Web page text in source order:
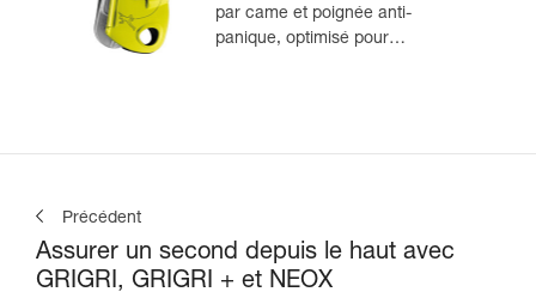
par came et poignée anti-
panique, optimisé pour
Précédent
Assurer un second depuis le haut avec
GRIGRI, GRIGRI + et NEOX